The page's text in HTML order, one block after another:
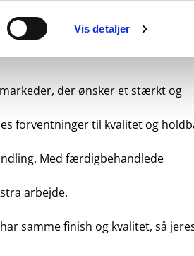
Vis detaljer
der ønsker et stærkt og
forventninger til kvalitet og
Med færdigbehandlede
arbejde.
samme finish og kvalitet, så